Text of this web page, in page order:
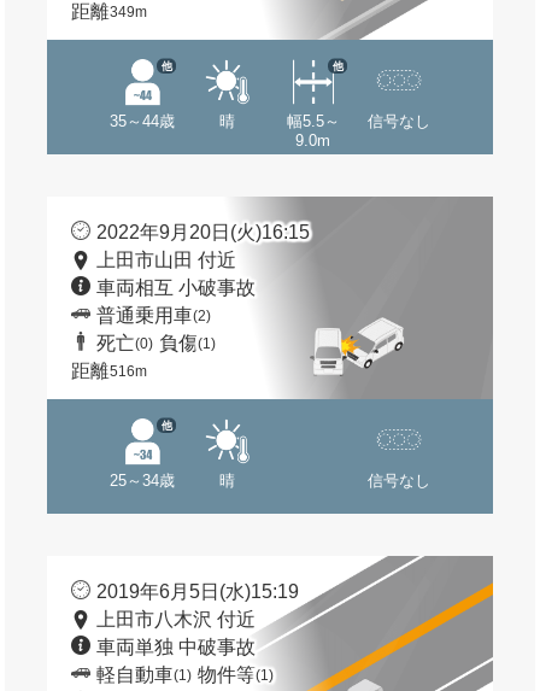
距離349m
35～44歳
他
晴
幅5.5～
9.0m
他
信号なし
2022年9月20日(火)16:15
上田市山田 付近
車両相互 小破事故
普通乗用車(2)
死亡(0) 負傷(1)
距離516m
25～34歳
他
晴 信号なし
2019年6月5日(水)15:19
上田市八木沢 付近
車両単独 中破事故
軽自動車(1) 物件等(1)